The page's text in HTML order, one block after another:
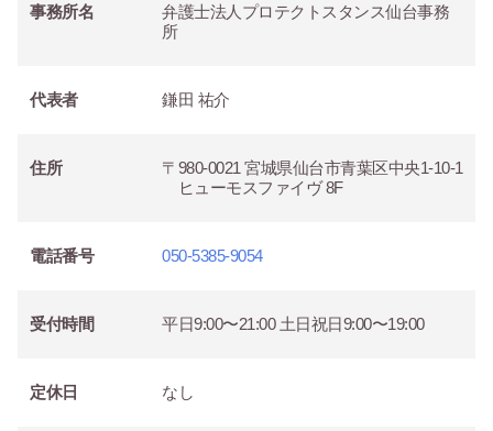
事務所名
弁護士法人プロテクトスタンス仙台事務
所
代表者 鎌田 祐介
住所
〒980-0021 宮城県仙台市青葉区中央1-10-1
ヒューモスファイヴ 8F
電話番号 050-5385-9054
受付時間 平日9:00〜21:00 土日祝日9:00〜19:00
定休日 なし